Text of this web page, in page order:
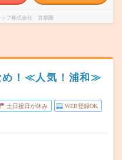
ッフ株式会社 首都圏
め！≪人気！浦和≫
土日祝日が休み WEB登録OK